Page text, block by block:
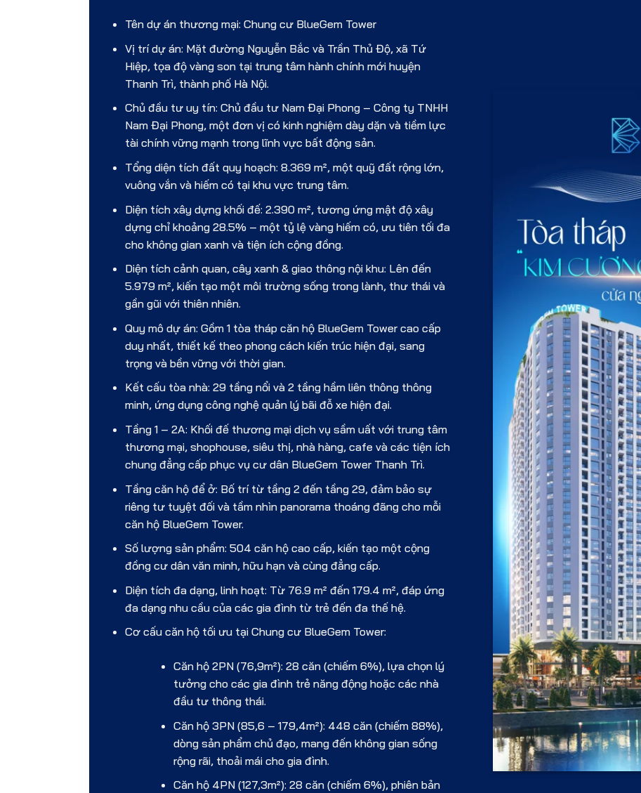
Tên dự án thương mại: Chung cư BlueGem Tower
Vị trí dự án: Mặt đường Nguyễn Bắc và Trần Thủ Độ, xã Tứ
Hiệp, tọa độ vàng son tại trung tâm hành chính mới huyện
Thanh Trì, thành phố Hà Nội.
Chủ đầu tư uy tín: Chủ đầu tư Nam Đại Phong – Công ty TNHH
Nam Đại Phong, một đơn vị có kinh nghiệm dày dặn và tiềm lực
tài chính vững mạnh trong lĩnh vực bất động sản.
Tổng diện tích đất quy hoạch: 8.369 m², một quỹ đất rộng lớn,
vuông vắn và hiếm có tại khu vực trung tâm.
Diện tích xây dựng khối đế: 2.390 m², tương ứng mật độ xây
dựng chỉ khoảng 28.5% – một tỷ lệ vàng hiếm có, ưu tiên tối đa
cho không gian xanh và tiện ích cộng đồng.
Diện tích cảnh quan, cây xanh & giao thông nội khu: Lên đến
5.979 m², kiến tạo một môi trường sống trong lành, thư thái và
gần gũi với thiên nhiên.
Quy mô dự án: Gồm 1 tòa tháp căn hộ BlueGem Tower cao cấp
duy nhất, thiết kế theo phong cách kiến trúc hiện đại, sang
trọng và bền vững với thời gian.
Kết cấu tòa nhà: 29 tầng nổi và 2 tầng hầm liên thông thông
minh, ứng dụng công nghệ quản lý bãi đỗ xe hiện đại.
Tầng 1 – 2A: Khối đế thương mại dịch vụ sầm uất với trung tâm
thương mại, shophouse, siêu thị, nhà hàng, cafe và các tiện ích
chung đẳng cấp phục vụ cư dân BlueGem Tower Thanh Trì.
Tầng căn hộ để ở: Bố trí từ tầng 2 đến tầng 29, đảm bảo sự
riêng tư tuyệt đối và tầm nhìn panorama thoáng đãng cho mỗi
căn hộ BlueGem Tower.
Số lượng sản phẩm: 504 căn hộ cao cấp, kiến tạo một cộng
đồng cư dân văn minh, hữu hạn và cùng đẳng cấp.
Diện tích đa dạng, linh hoạt: Từ 76.9 m² đến 179.4 m², đáp ứng
đa dạng nhu cầu của các gia đình từ trẻ đến đa thế hệ.
Cơ cấu căn hộ tối ưu tại Chung cư BlueGem Tower:
Căn hộ 2PN (76,9m²): 28 căn (chiếm 6%), lựa chọn lý
tưởng cho các gia đình trẻ năng động hoặc các nhà
đầu tư thông thái.
Căn hộ 3PN (85,6 – 179,4m²): 448 căn (chiếm 88%),
dòng sản phẩm chủ đạo, mang đến không gian sống
rộng rãi, thoải mái cho gia đình.
Căn hộ 4PN (127,3m²): 28 căn (chiếm 6%), phiên bản